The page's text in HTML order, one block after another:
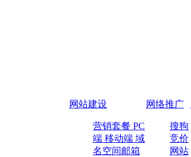
网站建设
营销套餐 PC
端 移动端 域
名空间邮箱
网络推广
搜狗
竞价
网站